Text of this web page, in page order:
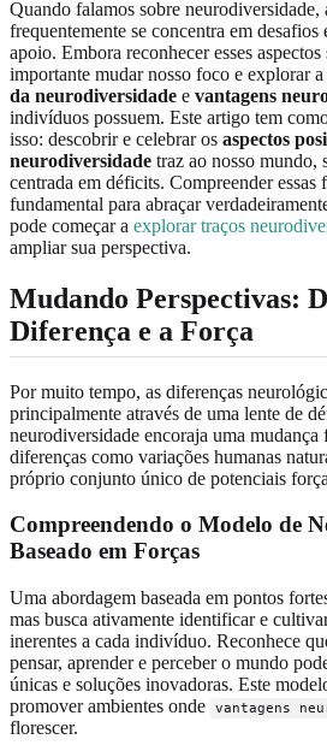
Quando falamos sobre neurodiversidade,
frequentemente se concentra em
apoio. Embora reconhecer esses
importante mudar nosso foco e explorar
da neurodiversidade e vantagens
indivíduos possuem. Este artigo tem
isso: descobrir e celebrar os aspectos
neurodiversidade traz ao nosso mundo,
centrada em déficits. Compreender essas
fundamental para abraçar
pode começar a explorar traços
ampliar sua perspectiva.
Mudando Perspectivas:
Diferença e a Força
Por muito tempo, as diferenças
principalmente através de uma lente de
neurodiversidade encoraja uma mudança
diferenças como variações humanas
próprio conjunto único de potenciais
Compreendendo o Modelo de
Baseado em Forças
Uma abordagem baseada em pontos
mas busca ativamente identificar e
inerentes a cada indivíduo. Reconhece
pensar, aprender e perceber o mundo
únicas e soluções inovadoras. Este
promover ambientes onde
vantagens
florescer.